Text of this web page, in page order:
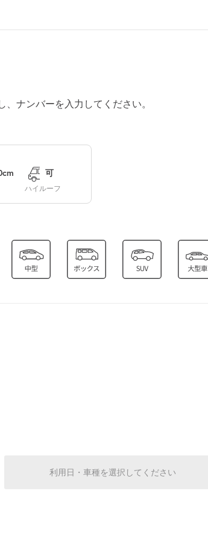
休
0:00～24:00
休
ナンバーを入力してください。
ハイルーフ
可
利用日・車種を選択してください